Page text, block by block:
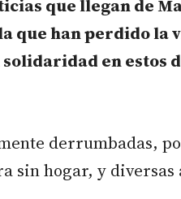
que llegan de
que han perdido la
en estos
derrumbadas,
sin hogar, y diversas